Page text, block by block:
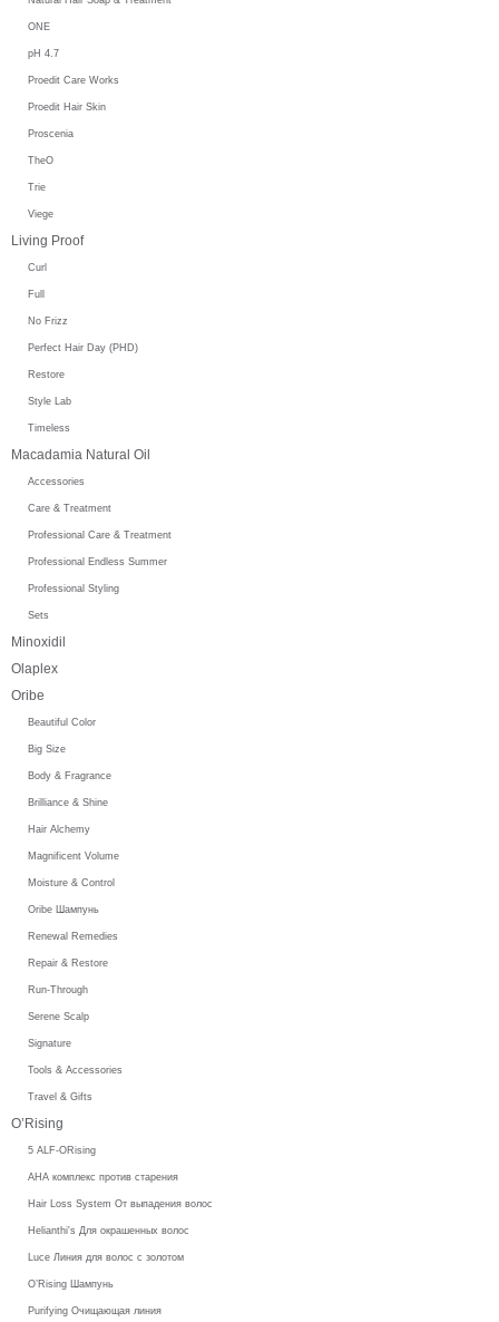
ONE
pH 4.7
Proedit Care Works
Proedit Hair Skin
Proscenia
TheO
Trie
Viege
Living Proof
Curl
Full
No Frizz
Perfect Hair Day (PHD)
Restore
Style Lab
Timeless
Macadamia Natural Oil
Accessories
Care & Treatment
Professional Care & Treatment
Professional Endless Summer
Professional Styling
Sets
Minoxidil
Olaplex
Oribe
Beautiful Color
Big Size
Body & Fragrance
Brilliance & Shine
Hair Alchemy
Magnificent Volume
Moisture & Control
Oribe Шампунь
Renewal Remedies
Repair & Restore
Run-Through
Serene Scalp
Signature
Tools & Accessories
Travel & Gifts
O’Rising
5 ALF-ORising
AHA комплекс против старения
Hair Loss System От выпадения волос
Helianthi's Для окрашенных волос
Luce Линия для волос с золотом
O’Rising Шампунь
Purifying Очищающая линия